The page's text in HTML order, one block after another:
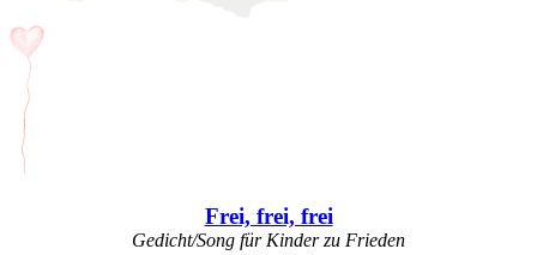
Frei, frei, frei
Gedicht/Song für Kinder zu Frieden